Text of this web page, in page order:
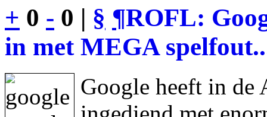
+ 0 - 0 | § ¶ROFL:
in met MEGA
Google heeft in de